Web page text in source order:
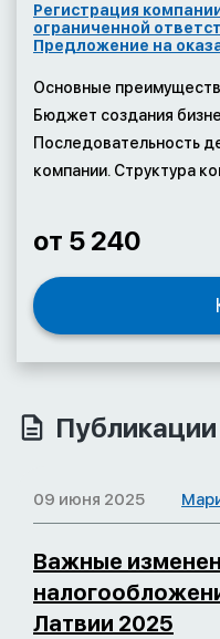
Регистрация
ограниченной
Предложение на
Основные
Бюджет создания
Последовательность
компании. Структура
от 5 240
09 июня 2025
Важные
Латвии 2025